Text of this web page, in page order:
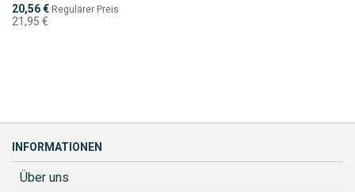
Sonderpreis
20,56 € Regulärer Preis
21,95 €
INFORMATIONEN
Über uns